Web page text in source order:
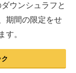
ウンシュラフと
期間の限定をせ
す。